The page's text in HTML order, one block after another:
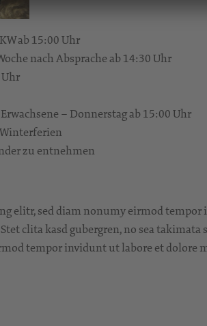
ab 15:00 Uhr
nach Absprache ab 14:30 Uhr
– Donnerstag ab 15:00 Uhr
zu entnehmen
elitr, sed diam nonumy eirmod
clita kasd gubergren, no sea
tempor invidunt ut labore et dolore